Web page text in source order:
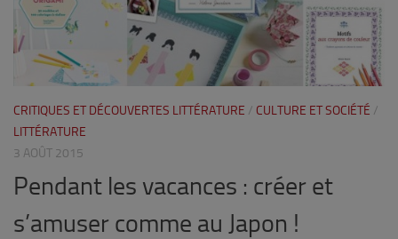
CRITIQUES ET DÉCOUVERTES LITTÉRATURE / CULTURE ET SOCIÉTÉ /
LITTÉRATURE
3 AOÛT 2015
Pendant les vacances : créer et
s’amuser comme au Japon !